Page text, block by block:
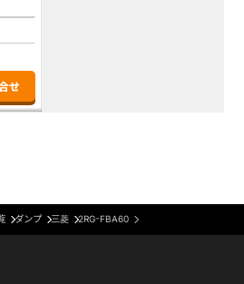
せ
ダンプ 三菱 2RG-FBA60